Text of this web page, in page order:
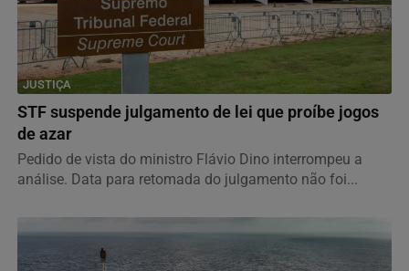
JUSTIÇA
STF suspende julgamento de lei que proíbe jogos
de azar
Pedido de vista do ministro Flávio Dino interrompeu a
análise. Data para retomada do julgamento não foi...